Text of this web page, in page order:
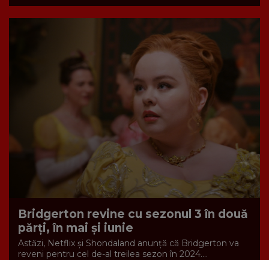
Bridgerton revine cu sezonul 3 în două
părți, în mai și iunie
Astăzi, Netflix și Shondaland anunță că Bridgerton va
reveni pentru cel de-al treilea sezon în 2024....